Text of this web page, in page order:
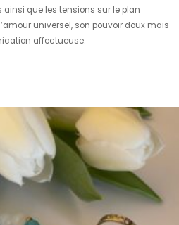
que les tensions sur le plan
universel, son pouvoir doux mais
affectueuse.